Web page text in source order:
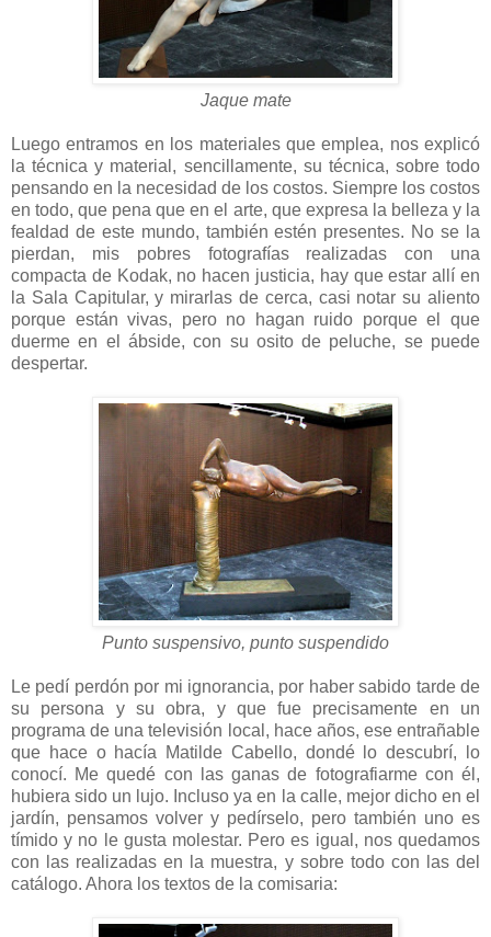
Jaque mate
Luego entramos en los materiales que emplea, nos explicó
la técnica y material, sencillamente, su técnica, sobre todo
pensando en la necesidad de los costos. Siempre los costos
en todo, que pena que en el arte, que expresa la belleza y la
fealdad de este mundo, también estén presentes. No se la
pierdan, mis pobres fotografías realizadas con una
compacta de Kodak, no hacen justicia, hay que estar allí en
la Sala Capitular, y mirarlas de cerca, casi notar su aliento
porque están vivas, pero no hagan ruido porque el que
duerme en el ábside, con su osito de peluche, se puede
despertar.
Punto suspensivo, punto suspendido
Le pedí perdón por mi ignorancia, por haber sabido tarde de
su persona y su obra, y que fue precisamente en un
programa de una televisión local, hace años, ese entrañable
que hace o hacía Matilde Cabello, dondé lo descubrí, lo
conocí. Me quedé con las ganas de fotografiarme con él,
hubiera sido un lujo. Incluso ya en la calle, mejor dicho en el
jardín, pensamos volver y pedírselo, pero también uno es
tímido y no le gusta molestar. Pero es igual, nos quedamos
con las realizadas en la muestra, y sobre todo con las del
catálogo. Ahora los textos de la comisaria: